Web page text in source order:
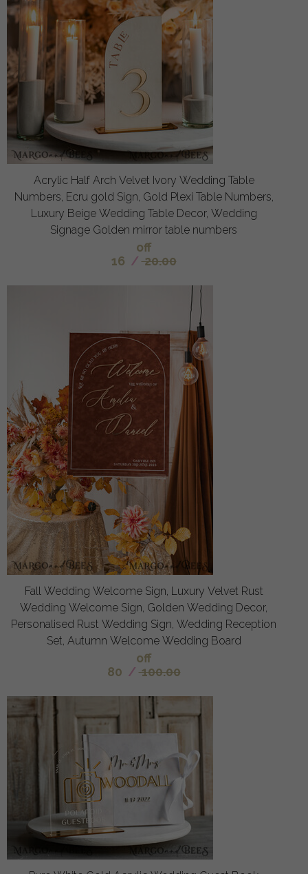
Acrylic Half Arch Velvet Ivory Wedding Table
Numbers, Ecru gold Sign, Gold Plexi Table Numbers,
Luxury Beige Wedding Table Decor, Wedding
Signage Golden mirror table numbers
off
16 / 20.00
Fall Wedding Welcome Sign, Luxury Velvet Rust
Wedding Welcome Sign, Golden Wedding Decor,
Personalised Rust Wedding Sign, Wedding Reception
Set, Autumn Welcome Wedding Board
off
80 / 100.00